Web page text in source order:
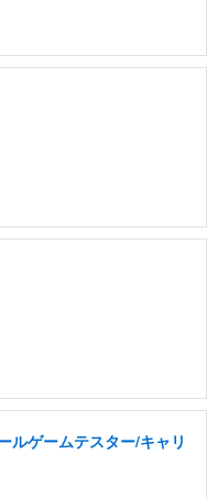
ルゲームテスター/キャリ